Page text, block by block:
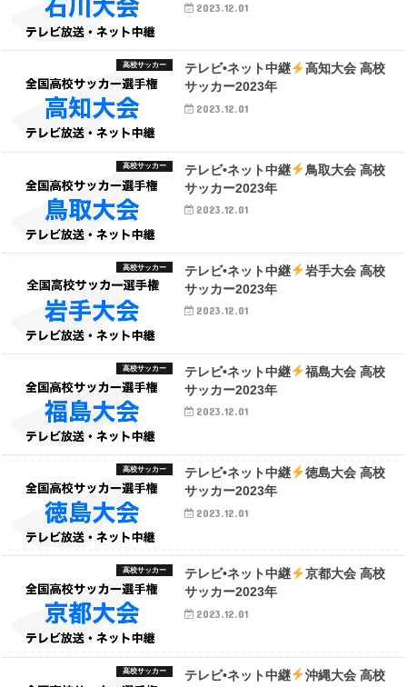
2023.12.01
高校サッカー テレビ•ネット中継
高知大会 高校
サッカー2023年
2023.12.01
高校サッカー テレビ•ネット中継
鳥取大会 高校
サッカー2023年
2023.12.01
高校サッカー テレビ•ネット中継
岩手大会 高校
サッカー2023年
2023.12.01
高校サッカー テレビ•ネット中継
福島大会 高校
サッカー2023年
2023.12.01
高校サッカー テレビ•ネット中継
徳島大会 高校
サッカー2023年
2023.12.01
高校サッカー テレビ•ネット中継
京都大会 高校
サッカー2023年
2023.12.01
高校サッカー テレビ•ネット中継
沖縄大会 高校